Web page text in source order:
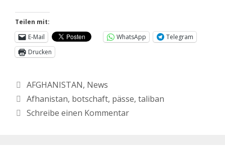
Teilen mit:
E-Mail
WhatsApp
Telegram
Drucken
AFGHANISTAN, News
Afhanistan, botschaft, pässe, taliban
Schreibe einen Kommentar